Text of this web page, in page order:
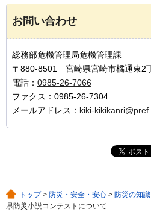
お問い合わせ
総務部危機管理局危機管理課
〒880-8501 宮崎県宮崎市橘通東2
電話： 0985-26-7066
ファクス：0985-26-7304
メールアドレス： kiki-
トップ> 防災・安全・安心 > 防災の知
県防災小説コンテストについて